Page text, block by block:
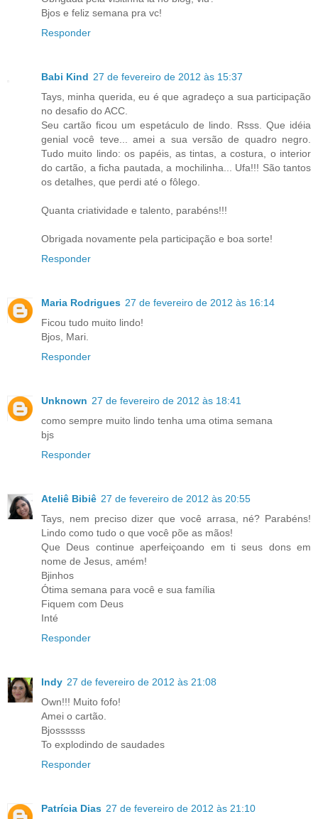
Bjos e feliz semana pra vc!
Responder
Babi Kind 27 de fevereiro de 2012 às 15:37
Tays, minha querida, eu é que agradeço a sua participação
no desafio do ACC.
Seu cartão ficou um espetáculo de lindo. Rsss. Que idéia
genial você teve... amei a sua versão de quadro negro.
Tudo muito lindo: os papéis, as tintas, a costura, o interior
do cartão, a ficha pautada, a mochilinha... Ufa!!! São tantos
os detalhes, que perdi até o fôlego.
Quanta criatividade e talento, parabéns!!!
Obrigada novamente pela participação e boa sorte!
Responder
Maria Rodrigues 27 de fevereiro de 2012 às 16:14
Ficou tudo muito lindo!
Bjos, Mari.
Responder
Unknown 27 de fevereiro de 2012 às 18:41
como sempre muito lindo tenha uma otima semana
bjs
Responder
Ateliê Bibiê 27 de fevereiro de 2012 às 20:55
Tays, nem preciso dizer que você arrasa, né? Parabéns!
Lindo como tudo o que você põe as mãos!
Que Deus continue aperfeiçoando em ti seus dons em
nome de Jesus, amém!
Bjinhos
Ótima semana para você e sua família
Fiquem com Deus
Inté
Responder
Indy 27 de fevereiro de 2012 às 21:08
Own!!! Muito fofo!
Amei o cartão.
Bjossssss
To explodindo de saudades
Responder
Patrícia Dias 27 de fevereiro de 2012 às 21:10